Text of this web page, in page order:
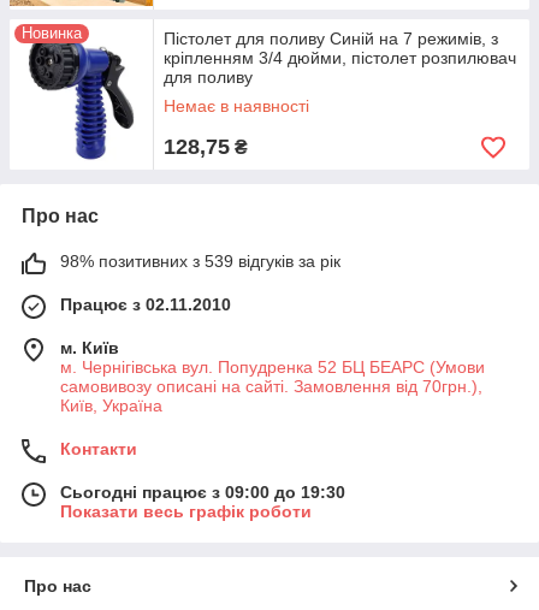
Новинка
Пістолет для поливу Синій на 7 режимів, з
кріпленням 3/4 дюйми, пістолет розпилювач
для поливу
Немає в наявності
128,75 ₴
Про нас
98% позитивних з 539 відгуків за рік
Працює з 02.11.2010
м. Київ
м. Чернігівська вул. Попудренка 52 БЦ БЕАРС (Умови
самовивозу описані на сайті. Замовлення від 70грн.),
Київ, Україна
Контакти
Сьогодні працює з 09:00 до 19:30
Показати весь графік роботи
Про нас